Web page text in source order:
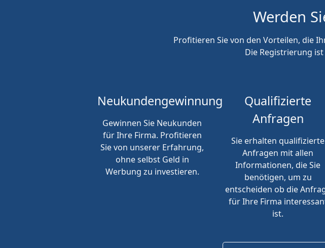
Werden
Profitieren Sie von den Vorteilen, die
Die Registrierung
Neukundengewinnung
Gewinnen Sie Neukunden
für Ihre Firma. Profitieren
Sie von unserer Erfahrung,
ohne selbst Geld in
Werbung zu investieren.
Qualifizierte
Anfragen
Sie erhalten qualifizierte
Anfragen mit allen
Informationen, die Sie
benötigen, um zu
entscheiden ob die
für Ihre Firma
ist.